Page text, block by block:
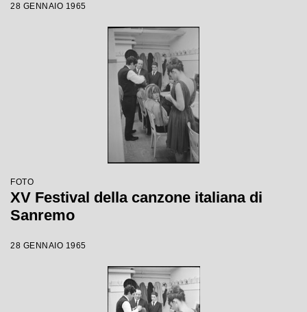
28 GENNAIO 1965
FOTO
XV Festival della canzone italiana di
Sanremo
28 GENNAIO 1965